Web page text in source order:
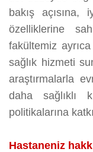
bakış
özelliklerine
fakültemiz
sağlık hizmeti
araştırmalarla
daha sağlıklı
politikalarına
Hastaneniz